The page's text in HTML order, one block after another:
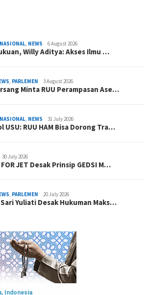
NASIONAL, NEWS 6 August 2026
Willy Aditya: Akses Ilmu …
, PARLEMEN 3 August 2026
Minta RUU Perampasan Ase…
NASIONAL, NEWS 31 July 2026
USU: RUU HAM Bisa Dorong Tra…
30 July 2026
JET Desak Prinsip GEDSI M…
, PARLEMEN 20 July 2026
Sari Yuliati Desak Hukuman Maks…